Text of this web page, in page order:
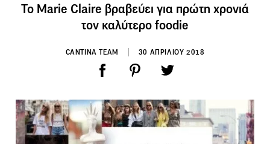
Το Marie Claire βραβεύει για πρώτη χρονιά
τον καλύτερο foodie
CANTINA TEAM 30 ΑΠΡΙΛΙΟΥ 2018